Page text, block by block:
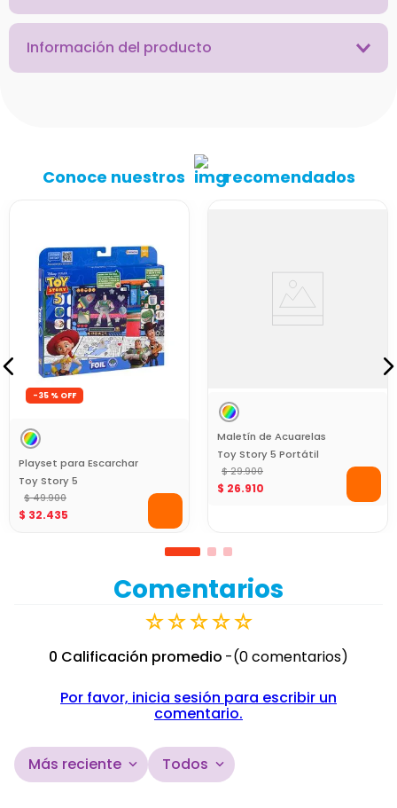
Información del producto
Conoce nuestros recomendados
-35 %
Playset para Escarchar
Toy Story 5
Manualidades Brillantes
$ 49.900
$ 32.435
Maletín de Acuarelas
Toy Story 5 Portátil
para Pintar y Colorear
$ 29.900
$ 26.910
Comentarios
☆☆☆☆☆
0 Calificación promedio
(0 comentarios)
Por favor, inicia sesión para escribir un
comentario.
Más reciente Todos